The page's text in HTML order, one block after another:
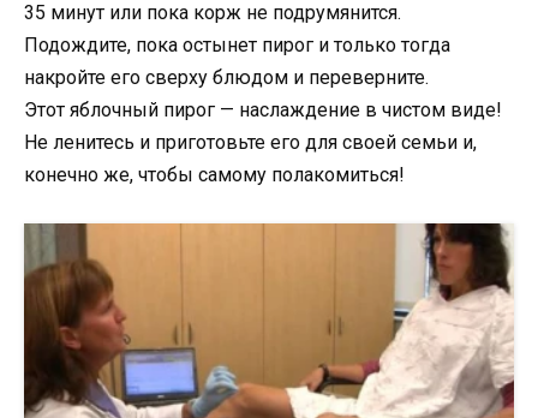
35 минут или пока корж не подрумянится.
Подождите, пока остынет пирог и только тогда
накройте его сверху блюдом и переверните.
Этот яблочный пирог — наслаждение в чистом виде!
Не ленитесь и приготовьте его для своей семьи и,
конечно же, чтобы самому полакомиться!